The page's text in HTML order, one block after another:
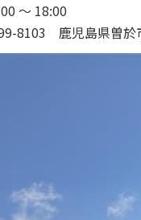
～ 18:00
8103 鹿児島県曽